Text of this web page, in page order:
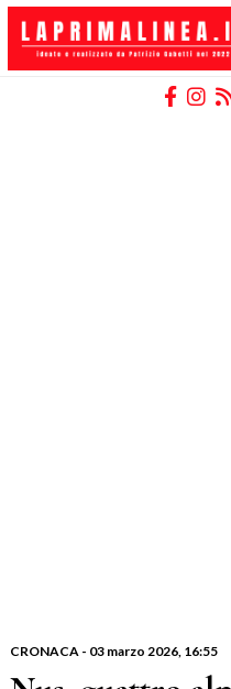
CRONACA- 03 marzo 2026, 16:55